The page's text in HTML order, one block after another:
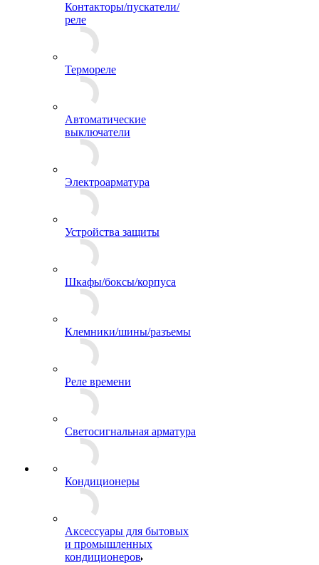
Контакторы/пускатели/
реле
Термореле
Автоматические
выключатели
Электроарматура
Устройства защиты
Шкафы/боксы/корпуса
Клемники/шины/разъемы
Реле времени
Светосигнальная арматура
Кондиционеры
Аксессуары для бытовых
и промышленных
кондиционеров